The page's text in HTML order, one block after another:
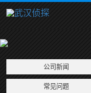
公司新闻
常见问题